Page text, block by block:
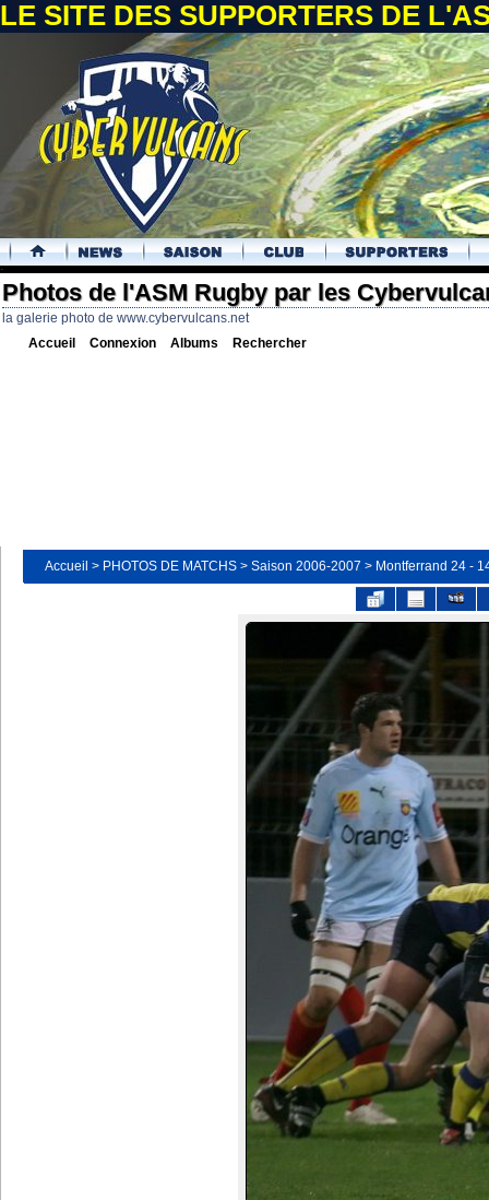
LE SITE DES SUPPORTERS DE
.
Photos de l'ASM Rugby par les
la galerie photo de www.cybervulcans.net
Accueil Connexion Albums Rechercher
Accueil > PHOTOS DE MATCHS > Saison 2006-2007 > Montferrand 24 -